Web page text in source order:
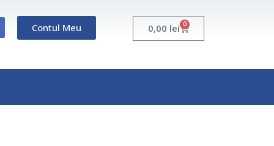
Contul Meu 0,00 lei 0 Cart